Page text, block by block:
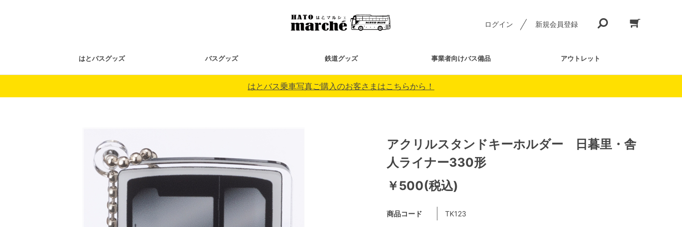
ログイン 新規会員登録
はとバスグッズ バスグッズ 鉄道グッズ 事業者向けバス備品 アウトレット
はとバス乗車写真ご購入のお客さまはこちらから！
アクリルスタンドキーホルダー 日暮里・舎
人ライナー330形
￥500(税込)
商品コード TK123